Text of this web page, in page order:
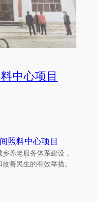
中心项目
照料中心项目
养老服务体系建设，
善民生的有效举措。